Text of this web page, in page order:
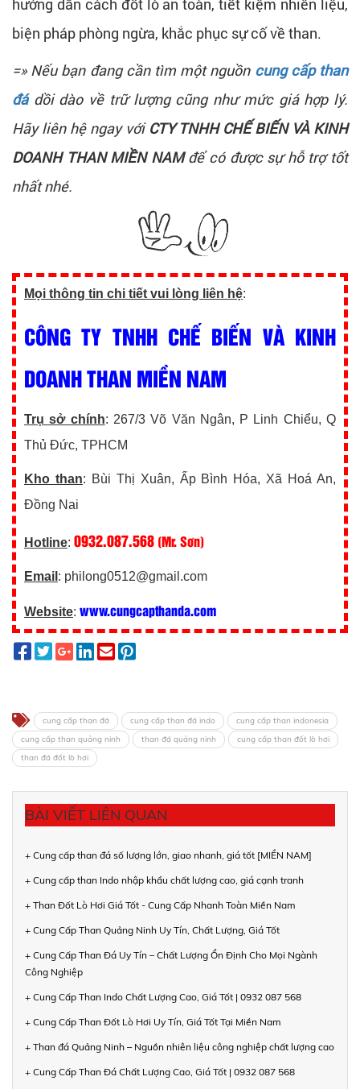
hướng dẫn cách đốt lò an toàn, tiết kiệm nhiên liệu,
biện pháp phòng ngừa, khắc phục sự cố về than.
=» Nếu bạn đang cần tìm một nguồn cung cấp than
đádồi dào về trữ lượng cũng như mức giá hợp lý.
Hãy liên hệ ngay với CTY TNHH CHẾ BIẾN VÀ KINH
DOANH THAN MIỀN NAMđể có được sự hỗ trợ tốt
nhất nhé.
Mọi thông tin chi tiết vui lòng liên hệ:
CÔNG TY TNHH CHẾ BIẾN VÀ KINH
DOANH THAN MIỀN NAM
Trụ sở chính: 267/3 Võ Văn Ngân, P Linh Chiểu, Q
Thủ Đức, TPHCM
Kho than: Bùi Thị Xuân, Ấp Bình Hóa, Xã Hoá An,
Đồng Nai
Hotline: 0932.087.568 (Mr. Sơn)
Email : philong0512@gmail.com
Website: www.cungcapthanda.com
cung cấp than đá cung cấp than đá indo
cung cấp than indonesia
cung cấp than quảng ninh
than đá quảng ninh
cung cấp than đốt lò hơi
than đá đốt lò hơi
BÀI VIẾT LIÊN QUAN
+ Cung cấp than đá số lượng lớn, giao nhanh, giá tốt [MIỀN NAM]
+ Cung cấp than Indo nhập khẩu chất lượng cao, giá cạnh tranh
+ Than Đốt Lò Hơi Giá Tốt - Cung Cấp Nhanh Toàn Miền Nam
+ Cung Cấp Than Quảng Ninh Uy Tín, Chất Lượng, Giá Tốt
+ Cung Cấp Than Đá Uy Tín – Chất Lượng Ổn Định Cho Mọi Ngành
Công Nghiệp
+ Cung Cấp Than Indo Chất Lượng Cao, Giá Tốt | 0932 087 568
+ Cung Cấp Than Đốt Lò Hơi Uy Tín, Giá Tốt Tại Miền Nam
+ Than đá Quảng Ninh – Nguồn nhiên liệu công nghiệp chất lượng cao
+ Cung Cấp Than Đá Chất Lượng Cao, Giá Tốt | 0932 087 568